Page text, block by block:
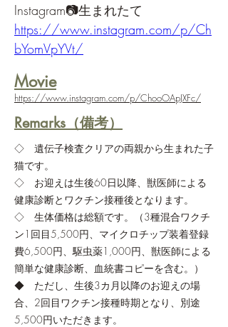
Instagram📷生まれたて
https://www.instagram.com/p/Ch
bYomVpYVt/
​Movie
https://www.instagram.com/p/ChooOApJXFc/
Remarks（備考）
◇ 遺伝子検査クリアの両親から生まれた子
猫です。
◇ お迎えは生後60日以降、獣医師による
健康診断とワクチン接種後となります。
◇ 生体価格は総額です。（3種混合ワクチ
ン1回目5,500円、マイクロチップ装着登録
費6,500円、駆虫薬1,000円、獣医師による
簡単な健康診断、血統書コピーを含む。）
◆ ただし、生後3カ月以降のお迎えの場
合、2回目ワクチン接種時期となり、別途
5,500円いただきます。